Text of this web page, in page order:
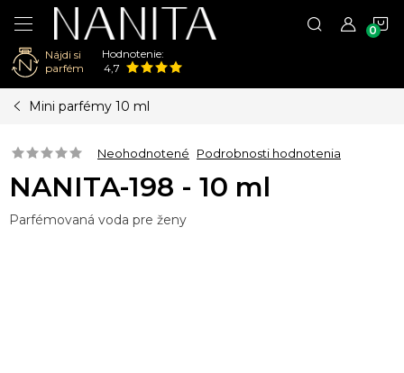
Nájdi si
parfém
Hodnotenie:
4,7
Mini parfémy 10 ml
Neohodnotené Podrobnosti hodnotenia
NANITA-198 - 10 ml
Parfémovaná voda pre ženy